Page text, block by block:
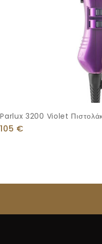
Parlux 3200 Violet
1900W
105 €